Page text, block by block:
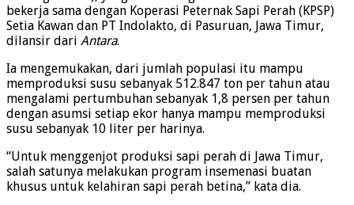
bekerja sama dengan Koperasi Peternak Sapi Perah (KPSP)
Setia Kawan dan PT Indolakto, di Pasuruan, Jawa Timur,
dilansir dari Antara.
Ia mengemukakan, dari jumlah populasi itu mampu
memproduksi susu sebanyak 512.847 ton per tahun atau
mengalami pertumbuhan sebanyak 1,8 persen per tahun
dengan asumsi setiap ekor hanya mampu memproduksi
susu sebanyak 10 liter per harinya.
“Untuk menggenjot produksi sapi perah di Jawa Timur,
salah satunya melakukan program insemenasi buatan
khusus untuk kelahiran sapi perah betina,” kata dia.